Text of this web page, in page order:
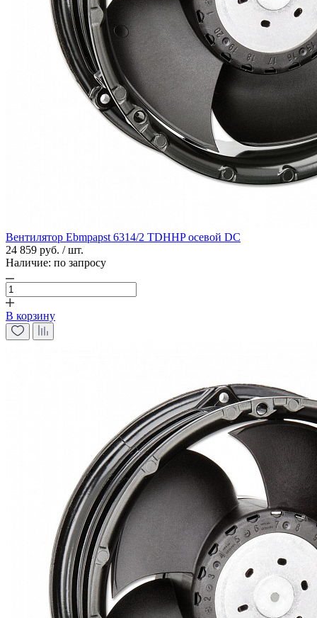
Вентилятор Ebmpapst 6314/2 TDHHP осевой DC
24 859 руб. / шт.
Наличие: по запросу
В корзину